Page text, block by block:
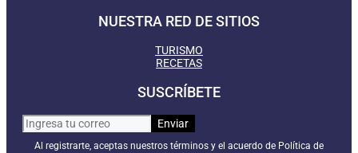
NUESTRA RED DE SITIOS
TURISMO
RECETAS
SUSCRÍBETE
Al registrarte, aceptas nuestros términos y el acuerdo de Política de